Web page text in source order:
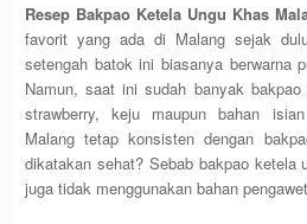
Resep Bakpao Ketela Ungu Khas
favorit yang ada di Malang sejak
setengah batok ini biasanya berwarna
Namun, saat ini sudah banyak
strawberry, keju maupun bahan
Malang tetap konsisten dengan
dikatakan sehat? Sebab bakpao ketela
juga tidak menggunakan bahan